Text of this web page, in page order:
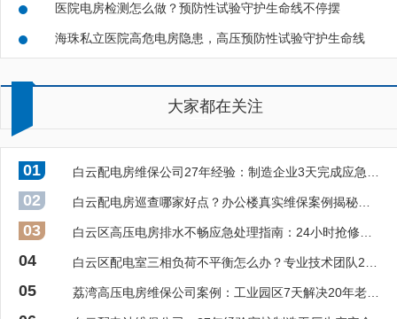
医院电房检测怎么做？预防性试验守护生命线不停摆
海珠私立医院高危电房隐患，高压预防性试验守护生命线
大家都在关注
01
02
03
04
05